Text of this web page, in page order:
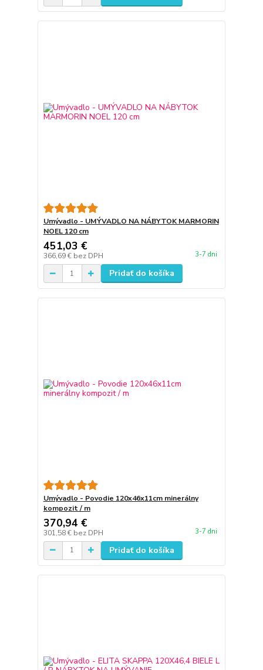
Umývadlo - UMÝVADLO NA NÁBYTOK MARMORIN
NOEL 120 cm
451,03 €
366,69 € bez DPH 3-7 dni
Pridať do košíka
Umývadlo - Povodie 120x46x11cm minerálny
kompozit / m
370,94 €
301,58 € bez DPH 3-7 dni
Pridať do košíka